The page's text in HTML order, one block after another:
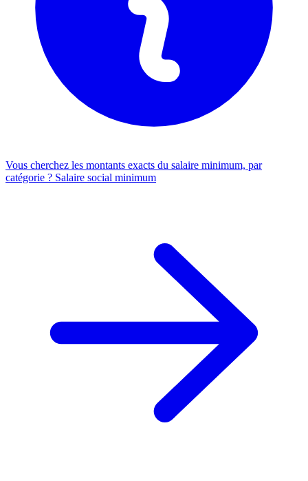
Vous cherchez les montants exacts du salaire minimum, par
catégorie ? Salaire social minimum